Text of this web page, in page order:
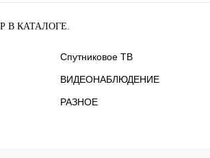
В КАТАЛОГЕ.
Спутниковое ТВ
ВИДЕОНАБЛЮДЕНИЕ
РАЗНОЕ